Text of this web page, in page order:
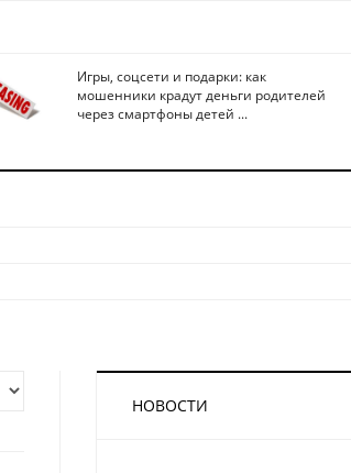
Игры, соцсети и подарки: как
мошенники крадут деньги родителей
через смартфоны детей ...
НОВОСТИ